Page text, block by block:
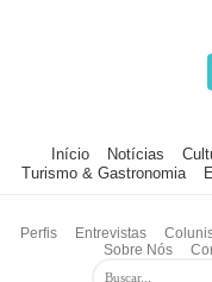
Início Notícias
Turismo & Gastronomia
Perfis Entrevistas
Sobre Nós